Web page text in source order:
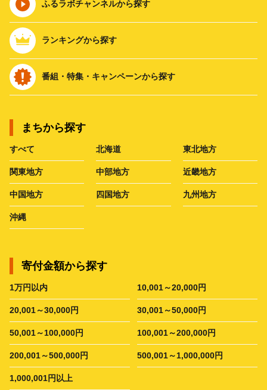
ふるラボチャンネルから探す
ランキングから探す
番組・特集・キャンペーンから探す
まちから探す
すべて 北海道 東北地方
関東地方 中部地方 近畿地方
中国地方 四国地方 九州地方
沖縄
寄付金額から探す
1万円以内 10,001～20,000円
20,001～30,000円 30,001～50,000円
50,001～100,000円 100,001～200,000円
200,001～500,000円 500,001～1,000,000円
1,000,001円以上